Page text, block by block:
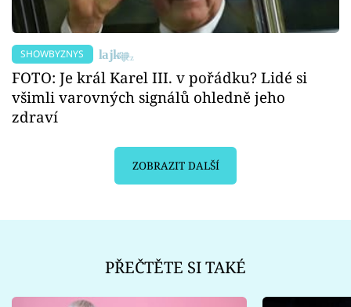
SHOWBYZNYS
FOTO: Je král Karel III. v pořádku? Lidé si
všimli varovných signálů ohledně jeho
zdraví
ZOBRAZIT DALŠÍ
PŘEČTĚTE SI TAKÉ